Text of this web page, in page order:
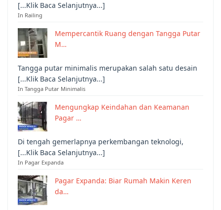
[...Klik Baca Selanjutnya...]
In Railing
Mempercantik Ruang dengan Tangga Putar
M…
Tangga putar minimalis merupakan salah satu desain
[...Klik Baca Selanjutnya...]
In Tangga Putar Minimalis
Mengungkap Keindahan dan Keamanan
Pagar …
Di tengah gemerlapnya perkembangan teknologi,
[...Klik Baca Selanjutnya...]
In Pagar Expanda
Pagar Expanda: Biar Rumah Makin Keren
da…